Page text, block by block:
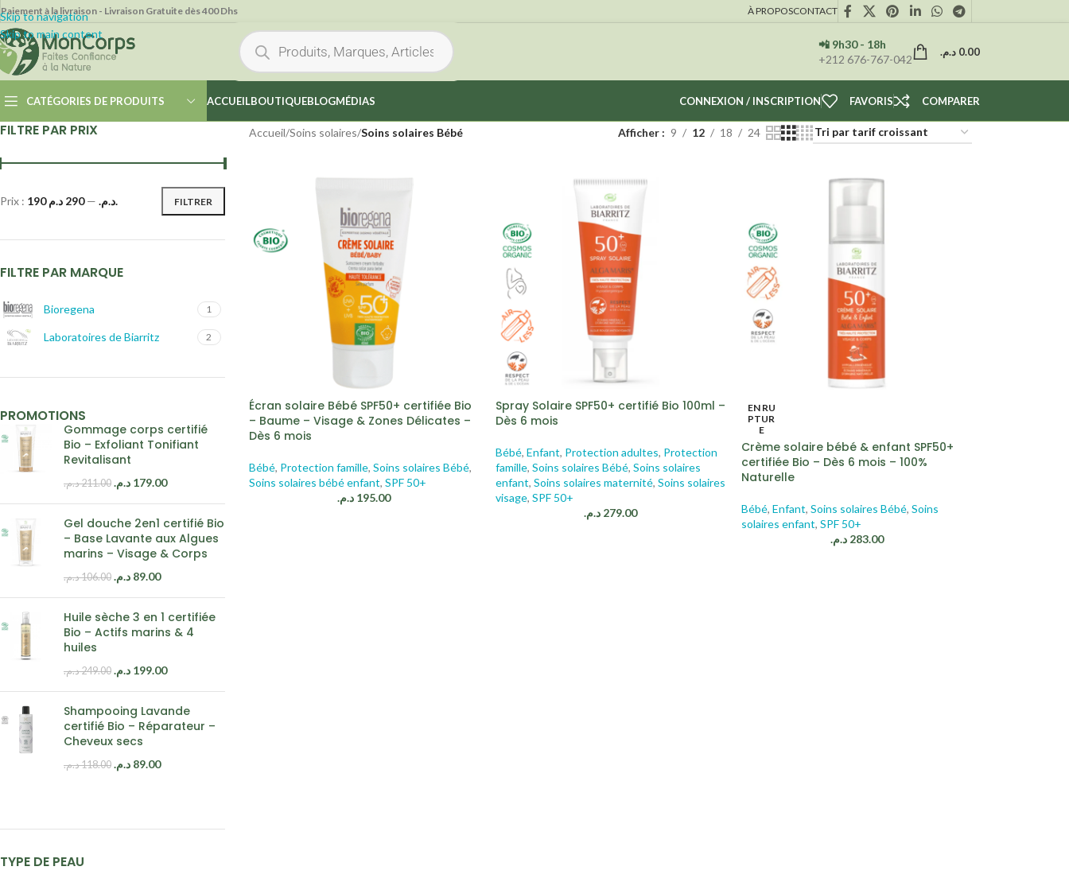
Skip to navigation
Skip to main content
Paiement à la livraison - Livraison Gratuite dès 400 Dhs À PROPOSCONTACT
📲 9h30 - 18h
+212 676-767-042
0.00 د.م.
CATÉGORIES DE PRODUITS ACCUEILBOUTIQUEBLOGMÉDIAS CONNEXION / INSCRIPTION FAVORIS COMPARER
FILTRE PAR PRIX
FILTRER
Prix : 190 د.م. — 290 د.م.
FILTRE PAR MARQUE
Bioregena 1
Laboratoires de Biarritz 2
PROMOTIONS
Gommage corps certifié
Bio – Exfoliant Tonifiant
Revitalisant
211.00د.م. 179.00 د.م.
Gel douche 2en1 certifié Bio
– Base Lavante aux Algues
marins – Visage & Corps
106.00د.م. 89.00 د.م.
Huile sèche 3 en 1 certifiée
Bio – Actifs marins & 4
huiles
249.00د.م. 199.00 د.م.
Shampooing Lavande
certifié Bio – Réparateur –
Cheveux secs
118.00د.م. 89.00 د.م.
TYPE DE PEAU
Accueil/Soins solaires/Soins solaires Bébé Afficher 9 12 18 24
Écran solaire Bébé SPF50+ certifiée Bio
– Baume – Visage & Zones Délicates –
Dès 6 mois
Bébé, Protection famille, Soins solaires Bébé,
Soins solaires bébé enfant, SPF 50+
195.00 د.م.
Spray Solaire SPF50+ certifié Bio 100ml –
Dès 6 mois
Bébé, Enfant, Protection adultes, Protection
famille, Soins solaires Bébé, Soins solaires
enfant, Soins solaires maternité, Soins solaires
visage, SPF 50+
279.00 د.م.
EN RU
PTUR
E
Crème solaire bébé & enfant SPF50+
certifiée Bio – Dès 6 mois – 100%
Naturelle
Bébé, Enfant, Soins solaires Bébé, Soins
solaires enfant, SPF 50+
283.00 د.م.